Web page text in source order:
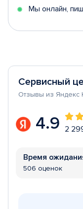
Мы онлайн,
Сервисный
Отзывы из Яндекс
4.9 2
Время
506 оценок